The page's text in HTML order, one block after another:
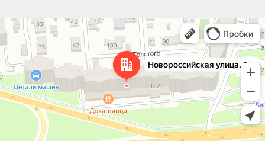
Челябинск
Новороссийская улица, 122 — Яндекс.Карты